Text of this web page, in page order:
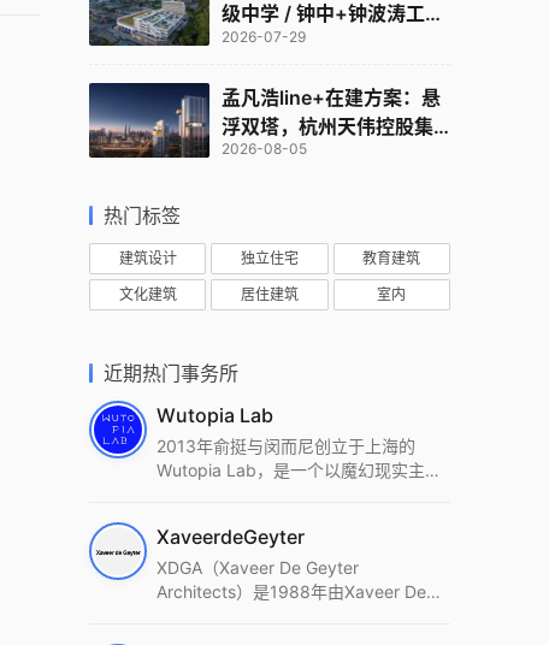
级中学 / 钟中+钟波涛工作
室
2026-07-29
孟凡浩line+在建方案：悬
浮双塔，杭州天伟控股集
团总部
2026-08-05
热门标签
建筑设计 独立住宅 教育建筑
文化建筑 居住建筑 室内
近期热门事务所
Wutopia Lab
2013年俞挺与闵而尼创立于上海的
Wutopia Lab，是一个以魔幻现实主
统这种新的思维范式为基础，以上海性
和生活性为介入设计的原点，以建筑为
工具，从而推动建筑学和社会学进步。
XaveerdeGeyter
XDGA（Xaveer De Geyter
Architects）是1988年由Xaveer De